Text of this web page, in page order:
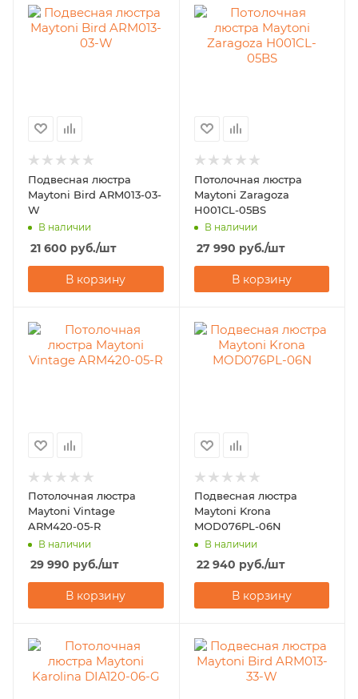
Подвесная люстра
Maytoni Bird ARM013-03-
W
В наличии
21 600 руб./шт
В корзину
Потолочная люстра
Maytoni Zaragoza
H001CL-05BS
В наличии
27 990 руб./шт
В корзину
Потолочная люстра
Maytoni Vintage
ARM420-05-R
В наличии
29 990 руб./шт
В корзину
Подвесная люстра
Maytoni Krona
MOD076PL-06N
В наличии
22 940 руб./шт
В корзину